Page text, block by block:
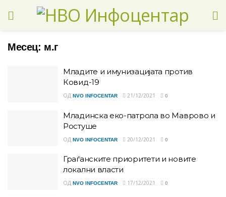
Месец: м.г
Младите и имунизацијата против
Ковид-19
ОД NVO INFOCENTAR 21/12/2021 0
Младинска еко-патрола во Маврово и
Ростуше
ОД NVO INFOCENTAR 20/12/2021 0
Граѓанските приоритети и новите
локални власти
ОД NVO INFOCENTAR 17/12/2021 0